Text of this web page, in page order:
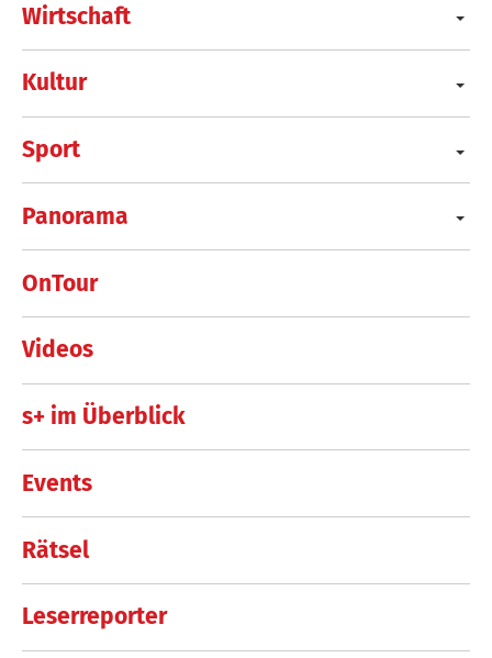
Wirtschaft
Kultur
Sport
Panorama
OnTour
Videos
s+ im Überblick
Events
Rätsel
Leserreporter